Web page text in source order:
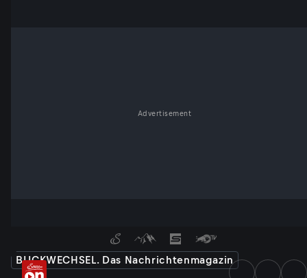
Advertisement
BLICKWECHSEL. Das Nachrichtenmagazin